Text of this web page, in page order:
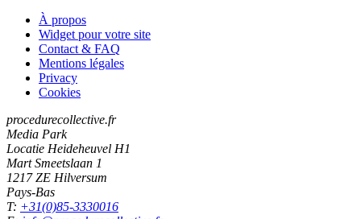
À propos
Widget pour votre site
Contact & FAQ
Mentions légales
Privacy
Cookies
procedurecollective.fr
Media Park
Locatie Heideheuvel H1
Mart Smeetslaan 1
1217 ZE Hilversum
Pays-Bas
T: +31(0)85-3330016